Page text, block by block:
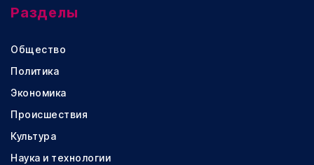
Разделы
Общество
Политика
Экономика
Происшествия
Культура
Наука и технологии